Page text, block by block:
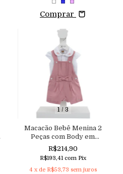
Comprar
1/ 3
Macacão Bebê Menina 2
Peças com Body em
Tricoline Gola Bordada e
Jardineira em Viscose
Aconchego
R$214,90
R$193,41 com Pix
4 x de R$53,73 sem juros